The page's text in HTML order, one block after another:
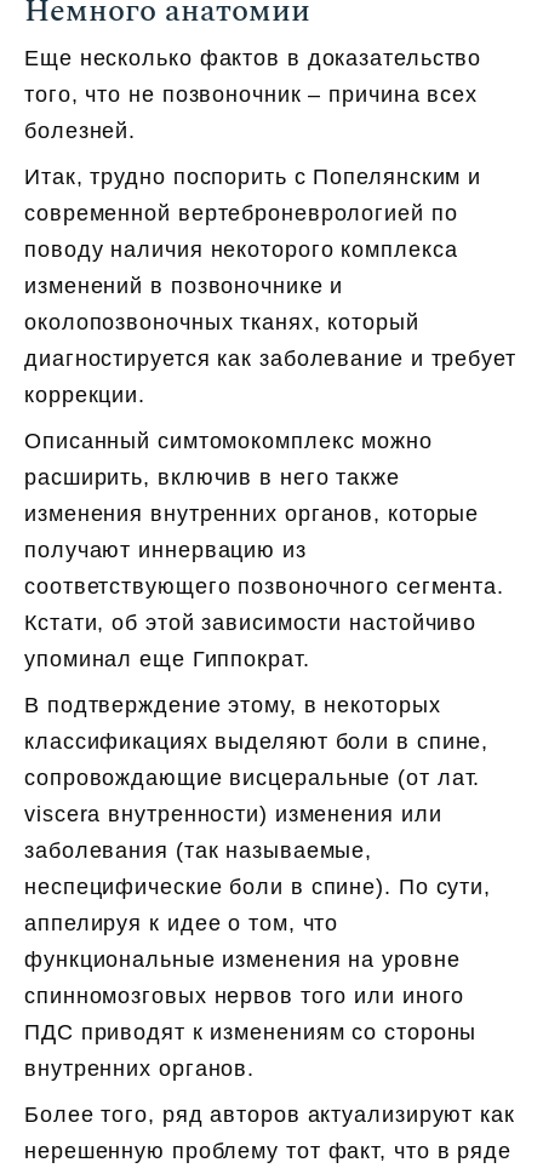
Немного анатомии
Еще несколько фактов в доказательство
того, что не позвоночник – причина всех
болезней.
Итак, трудно поспорить с Попелянским и
современной вертеброневрологией по
поводу наличия некоторого комплекса
изменений в позвоночнике и
околопозвоночных тканях, который
диагностируется как заболевание и требует
коррекции.
Описанный симтомокомплекс можно
расширить, включив в него также
изменения внутренних органов, которые
получают иннервацию из
соответствующего позвоночного сегмента.
Кстати, об этой зависимости настойчиво
упоминал еще Гиппократ.
В подтверждение этому, в некоторых
классификациях выделяют боли в спине,
сопровождающие висцеральные (от лат.
viscera внутренности) изменения или
заболевания (так называемые,
неспецифические боли в спине). По сути,
аппелируя к идее о том, что
функциональные изменения на уровне
спинномозговых нервов того или иного
ПДС приводят к изменениям со стороны
внутренних органов.
Более того, ряд авторов актуализируют как
нерешенную проблему тот факт, что в ряде